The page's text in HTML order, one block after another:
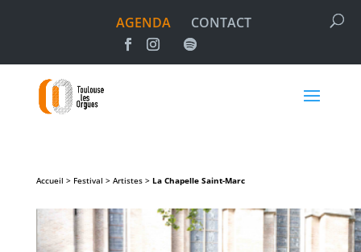
AGENDA CONTACT
Accueil > Festival > Artistes > La Chapelle Saint-Marc